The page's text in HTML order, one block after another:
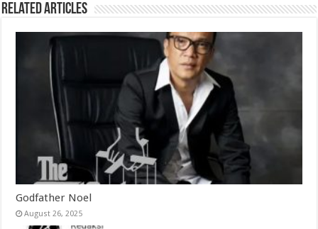
Related Articles
Godfather Noel
August 26, 2025